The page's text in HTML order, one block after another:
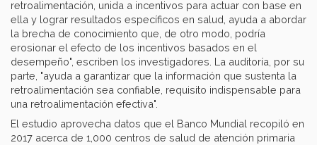
retroalimentación, unida a incentivos para actuar con base en
ella y lograr resultados específicos en salud, ayuda a abordar
la brecha de conocimiento que, de otro modo, podría
erosionar el efecto de los incentivos basados en el
desempeño", escriben los investigadores. La auditoría, por su
parte, "ayuda a garantizar que la información que sustenta la
retroalimentación sea confiable, requisito indispensable para
una retroalimentación efectiva".
El estudio aprovecha datos que el Banco Mundial recopiló en
2017 acerca de 1,000 centros de salud de atención primaria